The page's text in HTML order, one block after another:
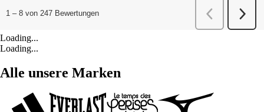
Loading...
Loading...
Alle unsere Marken